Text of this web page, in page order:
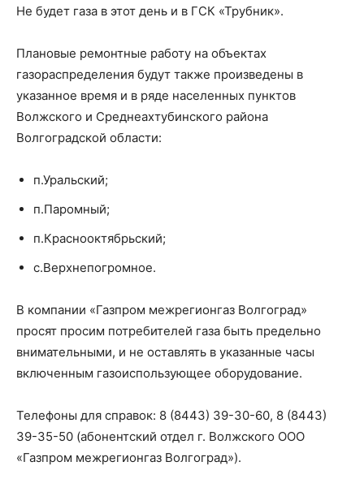
Не будет газа в этот день и в ГСК «Трубник».
Плановые ремонтные работу на объектах
газораспределения будут также произведены в
указанное время и в ряде населенных пунктов
Волжского и Среднеахтубинского района
Волгоградской области:
п.Уральский;
п.Паромный;
п.Краснооктябрьский;
с.Верхнепогромное.
В компании «Газпром межрегионгаз Волгоград»
просят просим потребителей газа быть предельно
внимательными, и не оставлять в указанные часы
включенным газоиспользующее оборудование.
Телефоны для справок: 8 (8443) 39-30-60, 8 (8443)
39-35-50 (абонентский отдел г. Волжского ООО
«Газпром межрегионгаз Волгоград»).